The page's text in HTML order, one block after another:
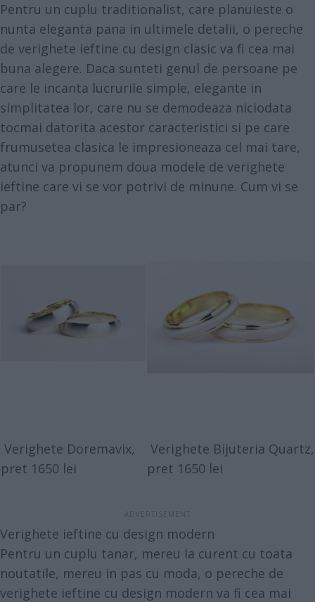
Pentru un cuplu traditionalist, care planuieste o
nunta eleganta pana in ultimele detalii, o pereche
de verighete ieftine cu design clasic va fi cea mai
buna alegere. Daca sunteti genul de persoane pe
care le incanta lucrurile simple, elegante in
simplitatea lor, care nu se demodeaza niciodata
tocmai datorita acestor caracteristici si pe care
frumusetea clasica le impresioneaza cel mai tare,
atunci va propunem doua modele de verighete
ieftine care vi se vor potrivi de minune. Cum vi se
par?
Verighete Doremavix,
pret 1650 lei
Verighete Bijuteria Quartz,
pret 1650 lei
Verighete ieftine cu design modern
Pentru un cuplu tanar, mereu la curent cu toata
noutatile, mereu in pas cu moda, o pereche de
verighete ieftine cu design modern va fi cea mai